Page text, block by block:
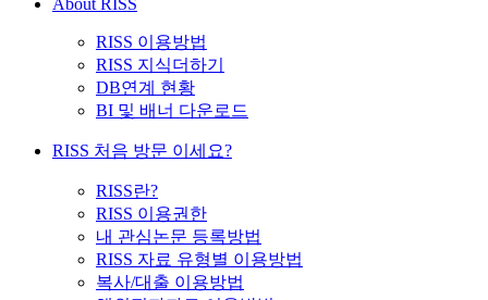
About RISS
RISS 이용방법
RISS 지식더하기
DB연계 현황
BI 및 배너 다운로드
RISS 처음 방문 이세요?
RISS란?
RISS 이용권한
내 관심논문 등록방법
RISS 자료 유형별 이용방법
복사/대출 이용방법